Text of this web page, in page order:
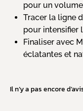
pour un
Tracer la ligne
pour intensifier
Finaliser avec
éclatantes et
Il n’y a pas encore